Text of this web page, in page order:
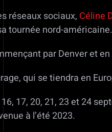
réseaux sociaux, Céline
tournée nord-américaine.
par Denver et
qui se tiendra en
17, 20, 21, 23 et 24
à l’été 2023.